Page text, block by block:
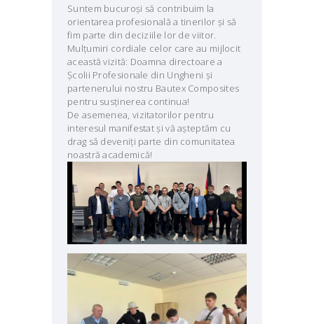
Suntem bucuroși să contribuim la
orientarea profesională a tinerilor și să
fim parte din deciziile lor de viitor.
Mulțumiri cordiale celor care au mijlocit
această vizită: Doamna directoare a
Școlii Profesionale din Ungheni și
partenerului nostru Bautex Composites
pentru susținerea continua!
De asemenea, vizitatorilor pentru
interesul manifestat și vă așteptăm cu
drag să deveniți parte din comunitatea
noastră academică!